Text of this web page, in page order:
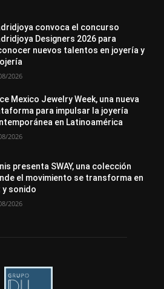
Novedades Opiniones
Perspectiva
Secciones Sin categoría
Más
convoca el concurso
Designers 2026 para
nuevos talentos en joyería y
2026
Mexico Jewelry Week, una nueva
para impulsar la joyería
en Latinoamérica
2026
presenta SWAY, una colección
el movimiento se transforma en
y sonido
2026